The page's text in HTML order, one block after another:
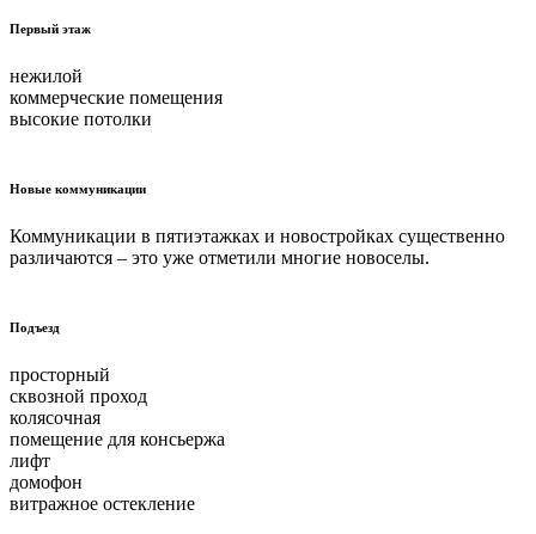
Первый этаж
нежилой
коммерческие помещения
высокие потолки
Новые коммуникации
Коммуникации в пятиэтажках и новостройках существенно
различаются – это уже отметили многие новоселы.
Подъезд
просторный
сквозной проход
колясочная
помещение для консьержа
лифт
домофон
витражное остекление